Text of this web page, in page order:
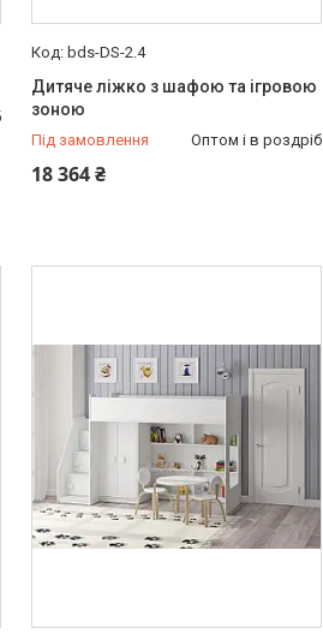
bds-DS-2.4
Дитяче ліжко з шафою та ігровою
зоною
Під замовлення Оптом і в роздріб
18 364 ₴